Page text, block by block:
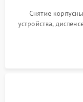
Снятие
устройства,
внутренних
Промывка